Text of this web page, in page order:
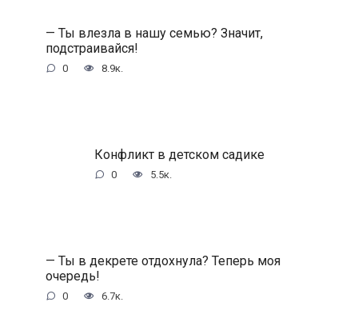
— Ты влезла в нашу семью? Значит,
подстраивайся!
0 8.9к.
Конфликт в детском садике
0 5.5к.
— Ты в декрете отдохнула? Теперь моя
очередь!
0 6.7к.